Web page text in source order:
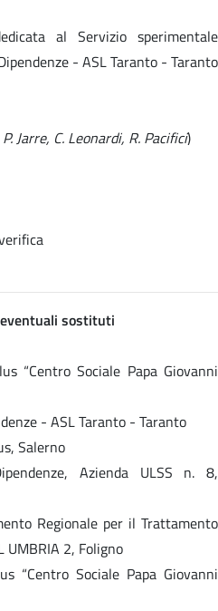
al Servizio sperimentale
- ASL Taranto - Taranto
P. Jarre, C. Leonardi, R. Pacifici)
eventuali sostituti
“Centro Sociale Papa Giovanni
- ASL Taranto - Taranto
Salerno
Azienda ULSS n. 8,
Regionale per il Trattamento
UMBRIA 2, Foligno
“Centro Sociale Papa Giovanni